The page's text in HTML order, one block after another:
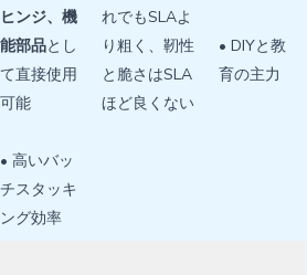
ヒンジ、機
能部品とし
て直接使用
可能
• 高いバッ
チスタッキ
ング効率
れでもSLAよ
り粗く、靭性
と脆さはSLA
ほど良くない
• DIYと教
育の主力